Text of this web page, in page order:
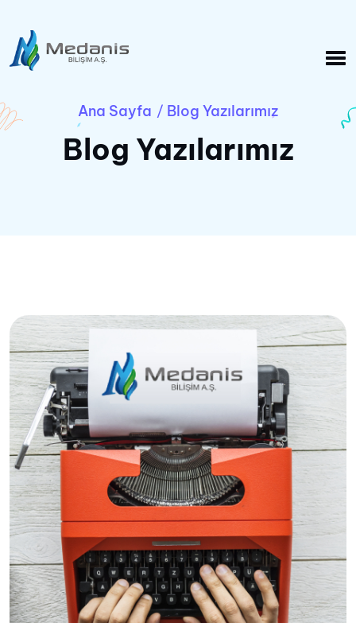
Ana Sayfa / Blog Yazılarımız
Blog Yazılarımız